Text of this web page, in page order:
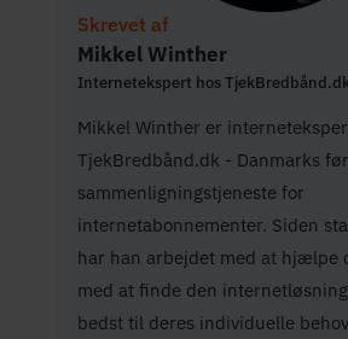
Skrevet af
Mikkel Winther
Internetekspert hos
Mikkel Winther er
TjekBredbånd.dk - Danmarks
sammenligningstjeneste for
internetabonnementer. Siden
har han arbejdet med at hjælpe
med at finde den
bedst til deres individuelle